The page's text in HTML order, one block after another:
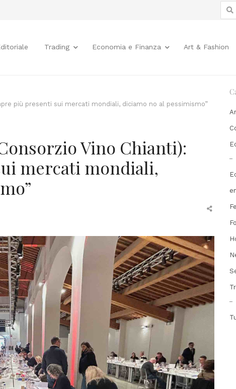
per:
Trading Economia e Finanza Art & Fashion
più presenti sui mercati mondiali, diciamo no al pessimismo”
Vino Chianti):
mercati mondiali,
Share